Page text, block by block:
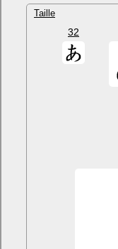
Taille
32